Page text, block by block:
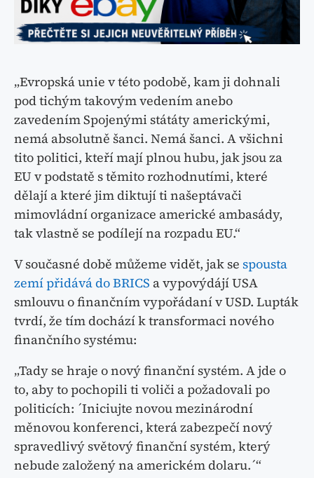
„Evropská unie v této podobě, kam ji dohnali
pod tichým takovým vedením anebo
zavedením Spojenými státáty americkými,
nemá absolutně šanci. Nemá šanci. A všichni
tito politici, kteří mají plnou hubu, jak jsou za
EU v podstatě s těmito rozhodnutími, které
dělají a které jim diktují ti našeptávači
mimovládní organizace americké ambasády,
tak vlastně se podílejí na rozpadu EU.“
V současné době můžeme vidět, jak se spousta
zemí přidává do BRICS a vypovýdájí USA
smlouvu o finančním vypořádaní v USD. Lupták
tvrdí, že tím dochází k transformaci nového
finančního systému:
„Tady se hraje o nový finanční systém. A jde o
to, aby to pochopili ti voliči a požadovali po
politicích: ´Iniciujte novou mezinárodní
měnovou konferenci, která zabezpečí nový
spravedlivý světový finanční systém, který
nebude založený na americkém dolaru.´“